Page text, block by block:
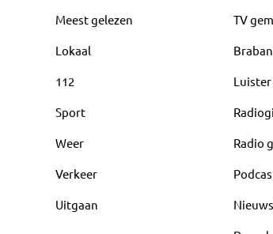
Meest gelezen
Lokaal
112
Sport
Weer
Verkeer
Uitgaan
TV
Radio